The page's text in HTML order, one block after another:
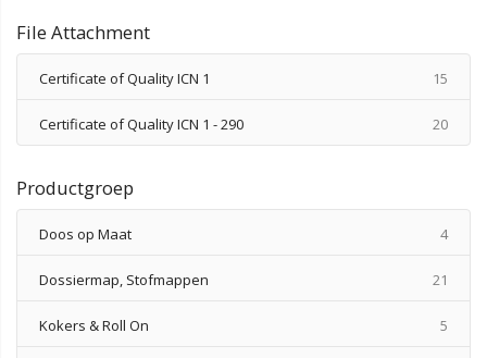
File Attachment
Certificate of Quality ICN 1 15
Certificate of Quality ICN 1 - 290 20
Productgroep
Doos op Maat 4
Dossiermap, Stofmappen 21
Kokers & Roll On 5